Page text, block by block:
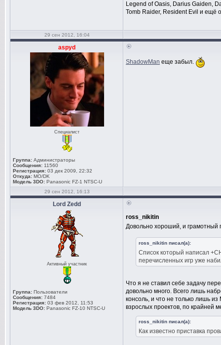
Legend of Oasis, Darius Gaiden,
Tomb Raider, Resident Evil и ещё
29 сен 2012, 16:04
aspyd
Специалист
Группа: Администраторы
Сообщения: 11560
Регистрация: 03 дек 2009, 22:32
Откуда: MO/DK
Модель 3DO: Panasonic FZ-1 NTSC-U
ShadowMan еще забыл.
29 сен 2012, 16:13
Lord Zedd
Активный участник
Группа: Пользователи
Сообщения: 7484
Регистрация: 03 фев 2012, 11:53
Модель 3DO: Panasonic FZ-10 NTSC-U
ross_nikitin
Довольно хороший, и грамотный
ross_nikitin писал(а):
Список который написал
перечисленных игр уже
Что я не ставил себе задачу
довольно много. Всего лишь
консоль, и что не только лишь
взрослых проектов, по крайней
ross_nikitin писал(а):
Как известно приставка